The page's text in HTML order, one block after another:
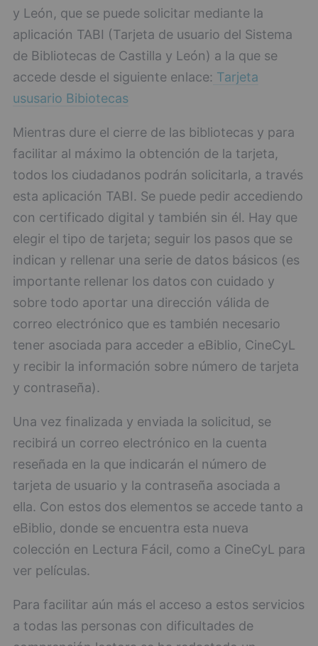
y León, que se puede solicitar mediante la
aplicación TABI (Tarjeta de usuario del Sistema
de Bibliotecas de Castilla y León) a la que se
accede desde el siguiente enlace: Tarjeta
ususario Bibiotecas
Mientras dure el cierre de las bibliotecas y para
facilitar al máximo la obtención de la tarjeta,
todos los ciudadanos podrán solicitarla, a través
esta aplicación TABI. Se puede pedir accediendo
con certificado digital y también sin él. Hay que
elegir el tipo de tarjeta; seguir los pasos que se
indican y rellenar una serie de datos básicos (es
importante rellenar los datos con cuidado y
sobre todo aportar una dirección válida de
correo electrónico que es también necesario
tener asociada para acceder a eBiblio, CineCyL
y recibir la información sobre número de tarjeta
y contraseña).
Una vez finalizada y enviada la solicitud, se
recibirá un correo electrónico en la cuenta
reseñada en la que indicarán el número de
tarjeta de usuario y la contraseña asociada a
ella. Con estos dos elementos se accede tanto a
eBiblio, donde se encuentra esta nueva
colección en Lectura Fácil, como a CineCyL para
ver películas.
Para facilitar aún más el acceso a estos servicios
a todas las personas con dificultades de